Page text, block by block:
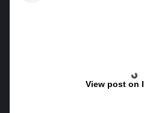
View post on